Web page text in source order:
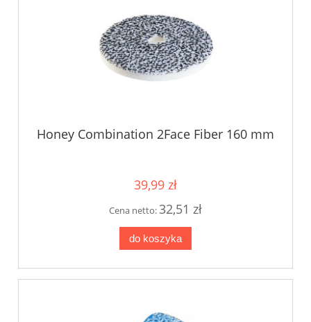
Honey Combination 2Face Fiber 160 mm
39,99 zł
Cena netto:32,51 zł
do koszyka